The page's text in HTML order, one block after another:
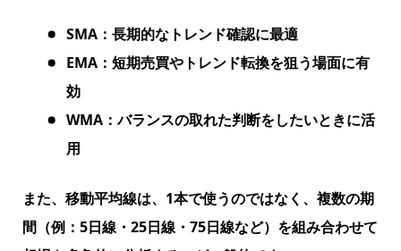
SMA：長期的なトレンド確認に最適
EMA：短期売買やトレンド転換を狙う場面に有
効
WMA：バランスの取れた判断をしたいときに活
用
また、移動平均線は、1本で使うのではなく、複数の期
間（例：5日線・25日線・75日線など）を組み合わせて